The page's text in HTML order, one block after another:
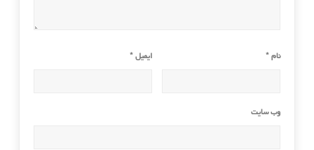
نام * ایمیل*
وب‌ سایت